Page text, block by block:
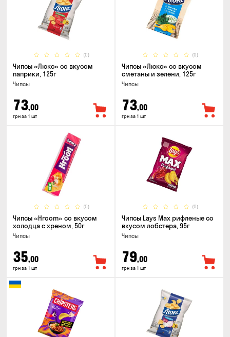
(0)
Чипсы «Люкс» со вкусом
паприки, 125г
Чипсы
73,00
грн за 1 шт
(0)
Чипсы «Люкс» со вкусом
сметаны и зелени, 125г
Чипсы
73,00
грн за 1 шт
(0)
Чипсы «Hroom» со вкусом
холодца с хреном, 50г
Чипсы
35,00
грн за 1 шт
(0)
Чипсы Lays Max рифленые со
вкусом лобстера, 95г
Чипсы
79,00
грн за 1 шт